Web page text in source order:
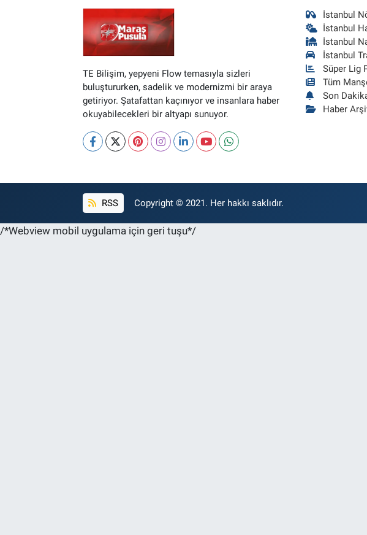
TE Bilişim, yepyeni Flow temasıyla sizleri
buluştururken, sadelik ve modernizmi bir araya
getiriyor. Şatafattan kaçınıyor ve insanlara haber
okuyabilecekleri bir altyapı sunuyor.
İstanbul
İstanbul
İstanbul
İstanbul
Süper Lig
Tüm
Son
Haber
RSS Copyright © 2021. Her hakkı saklıdır.
/*Webview mobil uygulama için geri tuşu*/